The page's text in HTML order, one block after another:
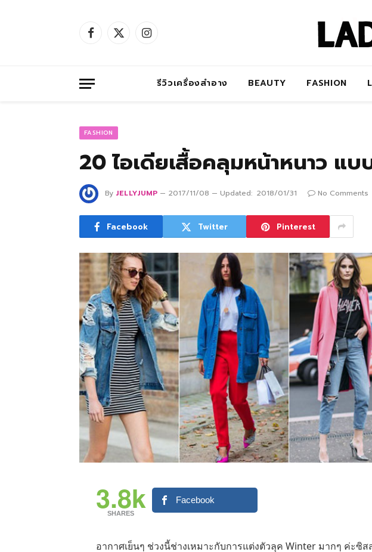
Facebook
X
Instagram
รีวิวเครื่องสำอาง BEAUTY FASHION
FASHION
20 ไอเดียเสื้อคลุมหน้าหนาว แบ
By JELLYJUMP 2017/11/08 Updated: 2018/01/31 No Comments
Facebook Twitter Pinterest
3.8k
SHARES
Facebook
อากาศเย็นๆ ช่วงนี้ช่างเหมาะกับการแต่งตัวลุค Winter มากๆ ค่ะซิส